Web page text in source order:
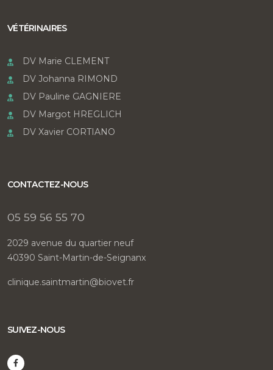
VÉTÉRINAIRES
DV Marie CLEMENT
DV Johanna RIMOND
DV Pauline GAGNIERE
DV Margot HREGLICH
DV Xavier CORTIANO
CONTACTEZ-NOUS
05 59 56 55 70
2029 avenue du quartier neuf
40390 Saint-Martin-de-Seignanx
clinique.saintmartin@biovet.fr
SUIVEZ-NOUS